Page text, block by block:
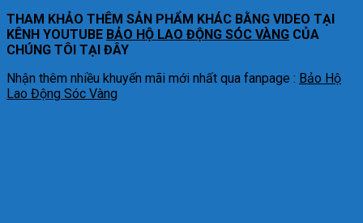
THAM KHẢO THÊM SẢN PHẨM KHÁC BẰNG VIDEO TẠI
KÊNH YOUTUBE BẢO HỘ LAO ĐỘNG SÓC VÀNG CỦA
CHÚNG TÔI TẠI ĐÂY
Nhận thêm nhiều khuyến mãi mới nhất qua fanpage : Bảo Hộ
Lao Động Sóc Vàng